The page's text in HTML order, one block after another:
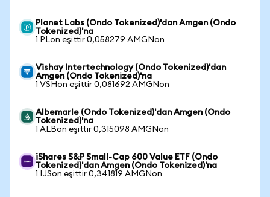
Planet Labs (Ondo Tokenized)'dan Amgen (Ondo
Tokenized)'na
1 PLon eşittir 0,058279 AMGNon
Vishay Intertechnology (Ondo Tokenized)'dan
Amgen (Ondo Tokenized)'na
1 VSHon eşittir 0,081692 AMGNon
Albemarle (Ondo Tokenized)'dan Amgen (Ondo
Tokenized)'na
1 ALBon eşittir 0,315098 AMGNon
iShares S&P Small-Cap 600 Value ETF (Ondo
Tokenized)'dan Amgen (Ondo Tokenized)'na
1 IJSon eşittir 0,341819 AMGNon